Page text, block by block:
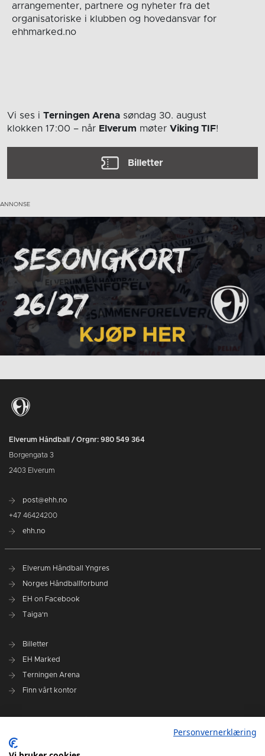
arrangementer, partnere og nyheter fra det
organisatoriske i klubben og hovedansvar for
ehhmarked.no
Vi ses i Terningen Arena søndag 30. august
klokken 17:00 – når Elverum møter Viking TIF!
Billetter
Elverum Håndball / Orgnr: 980 549 364
Borgengata 3
2403 Elverum
post@ehh.no
+47 46424200
ehh.no
Elverum Håndball Yngres
Norges Håndballforbund
EH on Facebook
Taiga'n
Billetter
EH Marked
Terningen Arena
Finn vårt kontor
Administrasjonen i Elverum Håndball
Personvernerklæring